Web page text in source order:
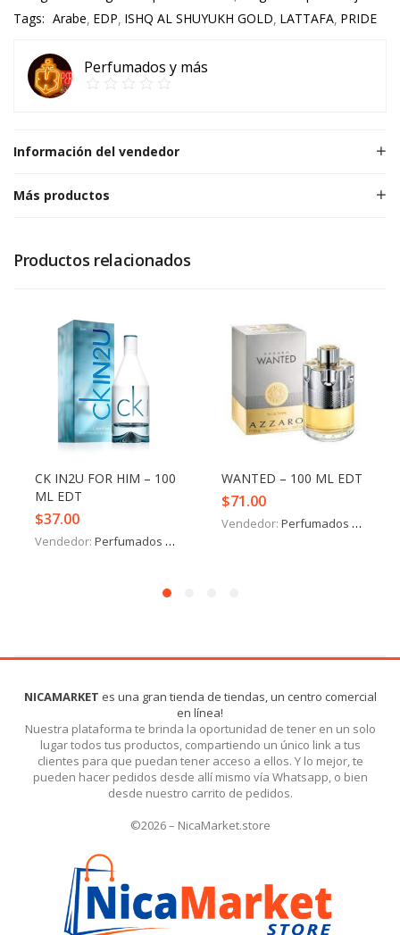
Tags: Arabe EDP ISHQ AL SHUYUKH GOLD LATTAFA PRIDE
Perfumados y más
Información del vendedor
Más productos
Productos relacionados
CK IN2U FOR HIM – 100
ML EDT
$37.00
Vendedor: Perfumados y más
WANTED – 100 ML EDT
$71.00
Vendedor: Perfumados y más
NICAMARKET es una gran tienda de tiendas, un centro comercial
en línea!
Nuestra plataforma te brinda la oportunidad de tener en un solo
lugar todos tus productos, compartiendo un único link a tus
clientes para que puedan tener acceso a ellos. Y lo mejor, te
pueden hacer pedidos desde allí mismo vía Whatsapp, o bien
desde nuestro carrito de pedidos.
©2026 – NicaMarket.store